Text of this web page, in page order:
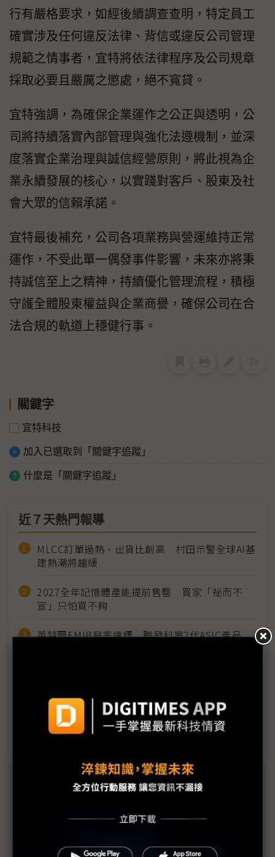
行有嚴格要求，如經後續調查查明，特定員工
確實涉及任何違反法律、背信或違反公司管理
規範之情事者，宜特將依法律程序及公司規章
採取必要且嚴厲之懲處，絕不寬貸。
宜特強調，為確保企業運作之公正與透明，公
司將持續落實內部管理與強化法遵機制，並深
度落實企業治理與誠信經營原則，將此視為企
業永續發展的核心，以實踐對客戶、股東及社
會大眾的信賴承諾。
宜特最後補充，公司各項業務與營運維持正常
運作，不受此單一偶發事件影響，未來亦將秉
持誠信至上之精神，持續優化管理流程，積極
守護全體股東權益與企業商譽，確保公司在合
法合規的軌道上穩健行事。
關鍵字
宜特科技
加入已選取到「關鍵字追蹤」
什麼是「關鍵字追蹤」
近７天熱門報導
MLCC訂單過熱、出貨比創高 村田示警全球AI基
建熱潮將趨緩
2027全年記憶體產能提前售罄 買家「祕而不
宣」只怕買不夠
英特爾EMIB良率達標 聯發科第2代ASIC產品
SpaceX晶片採購大轉向 Elon Musk捨超微全面
採用NVIDIA